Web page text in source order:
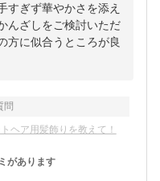
すぎず華やかさを添え
んざしをご検討いただ
方に似合うところが良
問
ヘア用髪飾りを教えて！
があります